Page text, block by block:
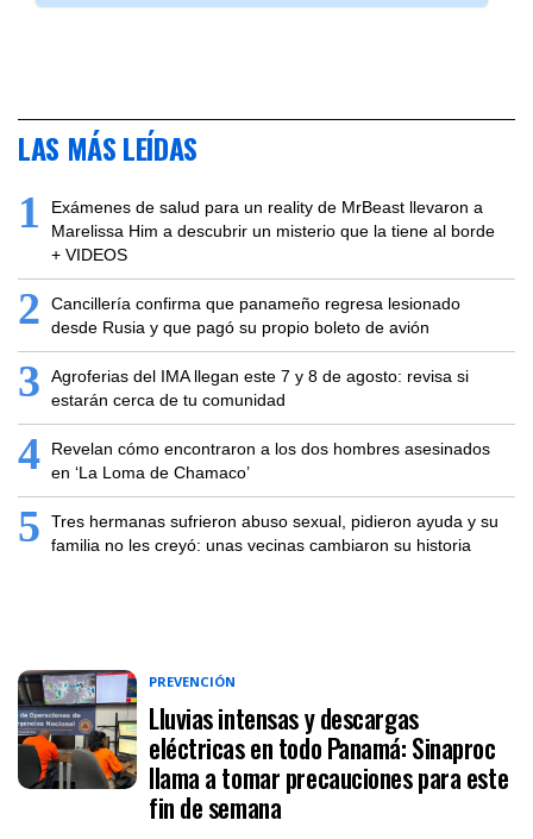
LAS MÁS LEÍDAS
1
Exámenes de salud para un reality de MrBeast llevaron a
Marelissa Him a descubrir un misterio que la tiene al borde
+ VIDEOS
2
Cancillería confirma que panameño regresa lesionado
desde Rusia y que pagó su propio boleto de avión
3
Agroferias del IMA llegan este 7 y 8 de agosto: revisa si
estarán cerca de tu comunidad
4
Revelan cómo encontraron a los dos hombres asesinados
en ‘La Loma de Chamaco’
5
Tres hermanas sufrieron abuso sexual, pidieron ayuda y su
familia no les creyó: unas vecinas cambiaron su historia
PREVENCIÓN
Lluvias intensas y descargas
eléctricas en todo Panamá: Sinaproc
llama a tomar precauciones para este
fin de semana